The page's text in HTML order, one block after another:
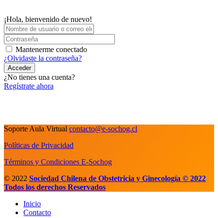
¡Hola, bienvenido de nuevo!
Mantenerme conectado
¿Olvidaste la contraseña?
Acceder
¿No tienes una cuenta?
Regístrate ahora
Soporte Aula Virtual contacto@e-sochog.cl
Políticas de Privacidad
Términos y Condiciones E-Sochog
© 2022 Sociedad Chilena de Obstetricia y Ginecología © 2022
Todos los derechos Reservados
Inicio
Contacto